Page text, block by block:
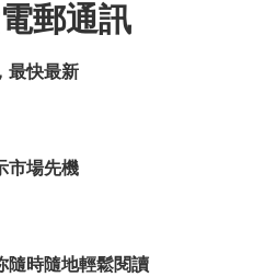
郵通訊
最快最新
市場先機
隨時隨地輕鬆閱讀